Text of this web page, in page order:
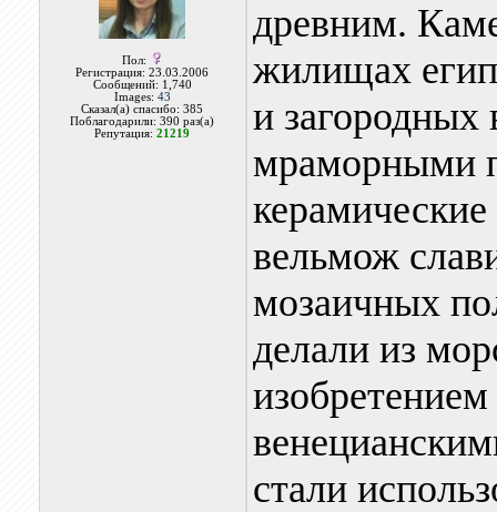
Пол:
Регистрация: 23.03.2006
Сообщений: 1,740
Images: 43
Сказал(а) спасибо: 385
Поблагодарили: 390 раз(а)
Репутация:21219
древним.
жилищах
и загородных
мраморными
вельмож
мозаичных
делали из
стали